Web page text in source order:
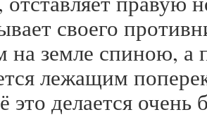
своего
земле спиною, а
лежащим
это делается очень